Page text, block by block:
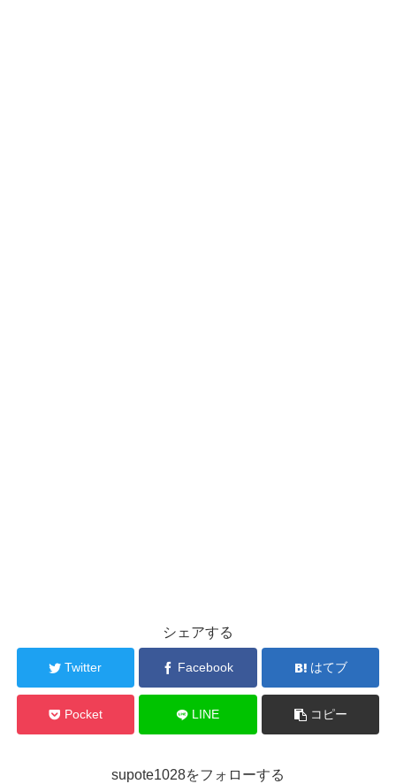
シェアする
Twitter Facebook はてブ
Pocket LINE コピー
supote1028をフォローする